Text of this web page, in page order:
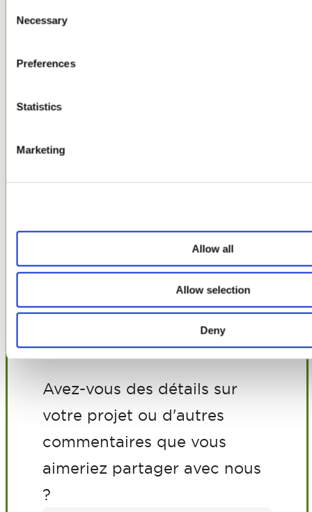
Selection
Necessary
Preferences
Statistics
Marketing
Allow all
Allow selection
Deny
Pays
e
Votre intérêt (Privé)*
Avez-vous des détails sur
votre projet ou d'autres
commentaires que vous
aimeriez partager avec nous
?